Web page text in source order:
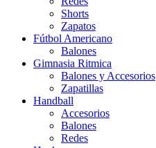
Shorts
Zapatos
Fútbol Americano
Balones
Gimnasia Ritmica
Balones y Accesorios
Zapatillas
Handball
Accesorios
Balones
Redes